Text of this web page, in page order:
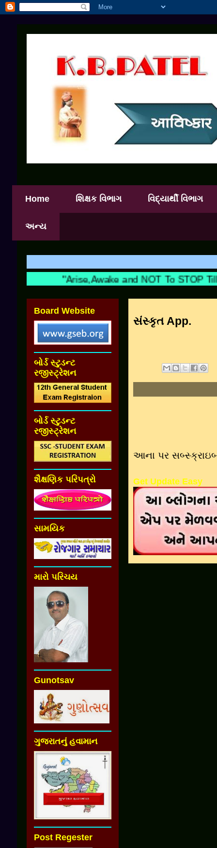
Home શિક્ષક વિભાગ વિદ્યાર્થી વિભાગ
અન્ય
"Arise,Awake and NOT To STOP Till
સંસ્કૃત App.
આના પર
Get Update Easy
Board Website
બોર્ડ સ્ટુડન્ટ
રજીસ્ટ્રેશન
બોર્ડ સ્ટુડન્ટ
રજીસ્ટ્રેશન
શૈક્ષણિક પરિપત્રો
સામયિક
મારો પરિચય
Gunotsav
ગુજરાતનું હવામાન
Post Regester